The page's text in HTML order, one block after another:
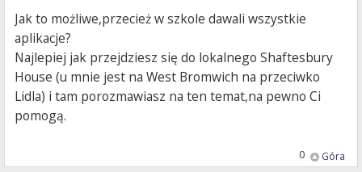
Jak to możliwe,przecież w szkole dawali wszystkie
aplikacje?
Najlepiej jak przejdziesz się do lokalnego Shaftesbury
House (u mnie jest na West Bromwich na przeciwko
Lidla) i tam porozmawiasz na ten temat,na pewno Ci
pomogą.
Góra
0